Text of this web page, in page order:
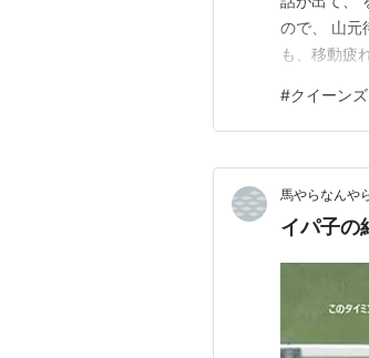
ので、 山元
も、移動疲
ですし、 デ
にいた イパ
#クイーン
馬やらなんや
イパ子の